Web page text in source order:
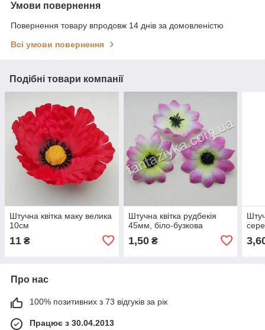
Умови повернення
Повернення товару впродовж 14 днів за домовленістю
Всі умови повернення
Подібні товари компанії
Штучна квітка маку велика
10см
11 ₴
Штучна квітка рудбекія
45мм, біло-бузкова
1,50₴
Про нас
100% позитивних з 73 відгуків за рік
Працює з 30.04.2013